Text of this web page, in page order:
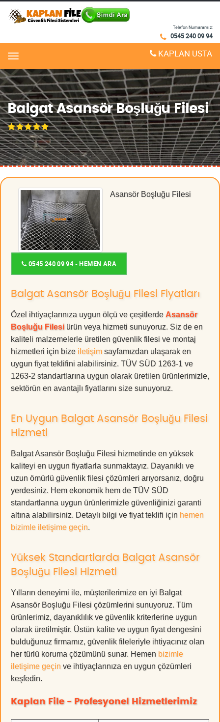
Telefon Numaramız:
0545 240 09 94
Menu KAPLAN USTA
Balgat Asansör Boşluğu Filesi
Asansör Boşluğu Filesi
0545 240 09 94 - HEMEN ARA
Balgat Asansör Boşluğu Filesi Fiyatları
Özel ihtiyaçlarınıza uygun ölçü ve çeşitlerde Asansör
Boşluğu Filesi ürün veya hizmeti sunuyoruz. Siz de en
kaliteli malzemelerle üretilen güvenlik filesi ve montaj
hizmetleri için bize iletişim sayfamızdan ulaşarak en
uygun fiyat teklifini alabilirsiniz. TÜV SÜD 1263-1 ve
1263-2 standartlarına uygun olarak üretilen ürünlerimizle,
sektörün en avantajlı fiyatlarını size sunuyoruz.
En Uygun Balgat Asansör Boşluğu Filesi
Hizmeti
Balgat Asansör Boşluğu Filesi hizmetinde en yüksek
kaliteyi en uygun fiyatlarla sunmaktayız. Dayanıklı ve
uzun ömürlü güvenlik filesi çözümleri arıyorsanız, doğru
yerdesiniz. Hem ekonomik hem de TÜV SÜD
standartlarına uygun ürünlerimizle güvenliğinizi garanti
altına alabilirsiniz. Detaylı bilgi ve fiyat teklifi için hemen
bizimle iletişime geçin.
Yüksek Standartlarda Balgat Asansör
Boşluğu Filesi Hizmeti
Yılların deneyimi ile, müşterilerimize en iyi Balgat
Asansör Boşluğu Filesi çözümlerini sunuyoruz. Tüm
ürünlerimiz, dayanıklılık ve güvenlik kriterlerine uygun
olarak üretilmiştir. Üstün kalite ve uygun fiyat dengesini
bulduğunuz firmamız, güvenlik fileleriyle ihtiyacınız olan
her türlü koruma çözümünü sunar. Hemen bizimle
iletişime geçin ve ihtiyaçlarınıza en uygun çözümleri
keşfedin.
Kaplan File - Profesyonel Hizmetlerimiz